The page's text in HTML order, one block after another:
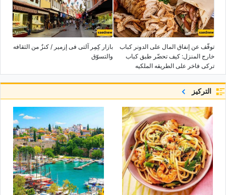
توقّف عن إنفاق المال على الدونر کباب
خارج المنزل: کیف تحضّر طبق کباب
ترکی فاخر على الطریقه الملکیه
باستخدام نصف کیلو فقط من اللحم
بازار کِمِر آلتی فی إزمیر / کنزٌ من الثقافه
والتسوّق
التركيز